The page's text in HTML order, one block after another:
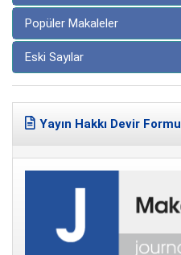
Popüler Makaleler
Eski Sayılar
Yayın Hakkı Devir Formu